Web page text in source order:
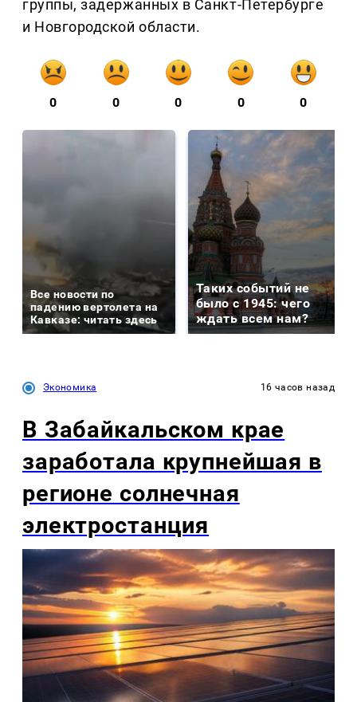
группы, задержанных в Санкт-Петербурге
и Новгородской области.
0 0 0 0 0
Все новости по
падению вертолета на
Кавказе: читать здесь
Таких событий не
было с 1945: чего
ждать всем нам?
Экономика 16 часов назад
В Забайкальском крае
заработала крупнейшая в
регионе солнечная
электростанция